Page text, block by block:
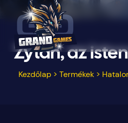
Zytan, az
Kezdőlap > Termékek >